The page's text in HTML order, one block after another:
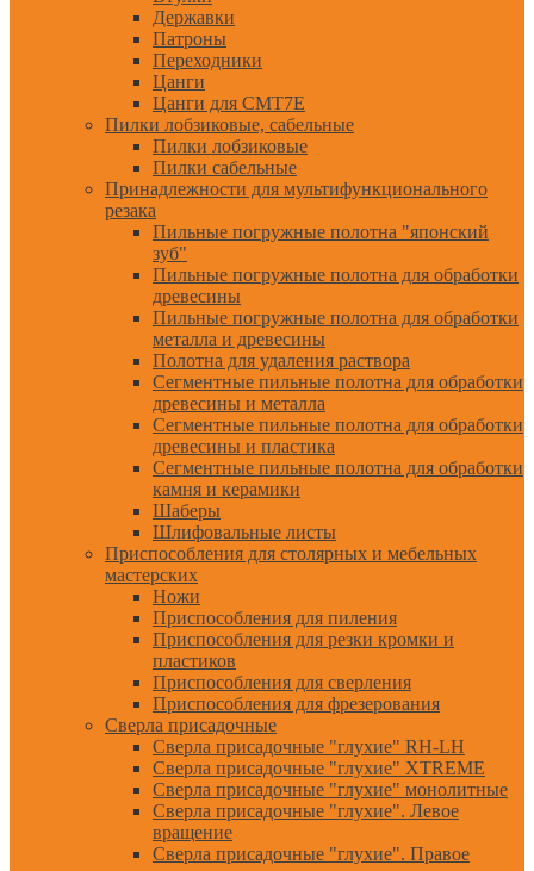
Державки
Патроны
Переходники
Цанги
Цанги для CMT7E
Пилки лобзиковые, сабельные
Пилки лобзиковые
Пилки сабельные
Принадлежности для мультифункционального
резака
Пильные погружные полотна "японский
зуб"
Пильные погружные полотна для обработки
древесины
Пильные погружные полотна для обработки
металла и древесины
Полотна для удаления раствора
Сегментные пильные полотна для обработки
древесины и металла
Сегментные пильные полотна для обработки
древесины и пластика
Сегментные пильные полотна для обработки
камня и керамики
Шаберы
Шлифовальные листы
Приспособления для столярных и мебельных
мастерских
Ножи
Приспособления для пиления
Приспособления для резки кромки и
пластиков
Приспособления для сверления
Приспособления для фрезерования
Сверла присадочные
Сверла присадочные "глухие" RH-LH
Сверла присадочные "глухие" XTREME
Сверла присадочные "глухие" монолитные
Сверла присадочные "глухие". Левое
вращение
Сверла присадочные "глухие". Правое